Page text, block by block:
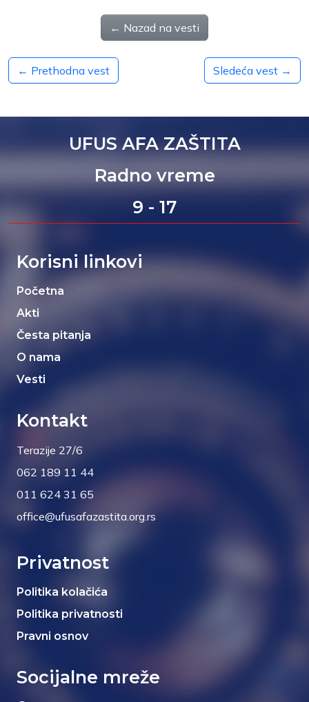
← Nazad na vesti
← Prethodna vest Sledeća vest →
UFUS AFA ZAŠTITA
Radno vreme
9 - 17
Korisni linkovi
Početna
Akti
Česta pitanja
O nama
Vesti
Kontakt
Terazije 27/6
062 189 11 44
011 624 31 65
office@ufusafazastita.org.rs
Privatnost
Politika kolačića
Politika privatnosti
Pravni osnov
Socijalne mreže